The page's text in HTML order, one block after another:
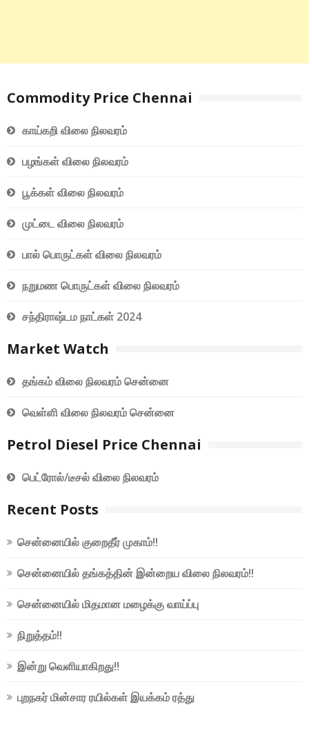
Commodity Price Chennai
காய்கறி விலை நிலவரம்
பழங்கள் விலை நிலவரம்
பூக்கள் விலை நிலவரம்
முட்டை விலை நிலவரம்
பால் பொருட்கள் விலை நிலவரம்
நறுமண பொருட்கள் விலை நிலவரம்
சந்திராஷ்டம நாட்கள் 2024
Market Watch
தங்கம் விலை நிலவரம் சென்னை
வெள்ளி விலை நிலவரம் சென்னை
Petrol Diesel Price Chennai
பெட்ரோல்/டீசல் விலை நிலவரம்
Recent Posts
சென்னையில் குறைதீர் முகாம்!!
சென்னையில் தங்கத்தின் இன்றைய விலை நிலவரம்!!
சென்னையில் மிதமான மழைக்கு வாய்ப்பு
நிறுத்தம்!!
இன்று வெளியாகிறது!!
புறநகர் மின்சார ரயில்கள் இயக்கம் ரத்து